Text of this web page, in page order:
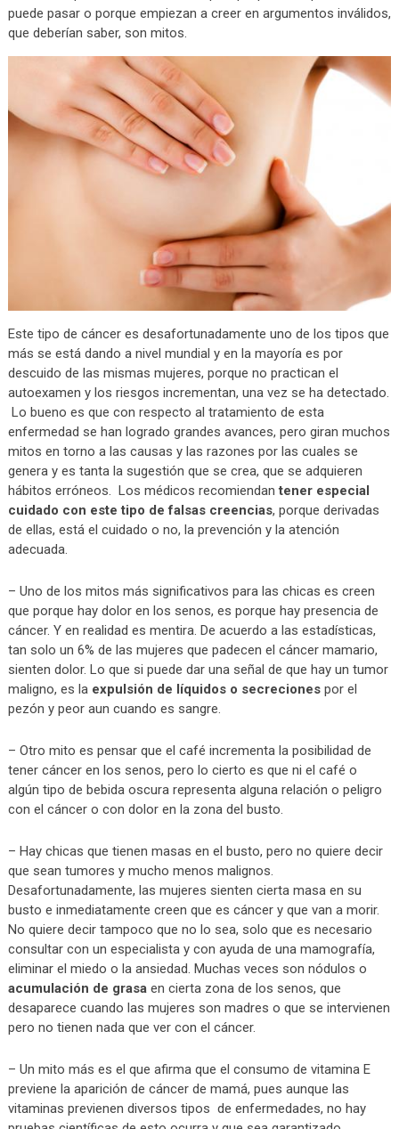
puede pasar o porque empiezan a creer en argumentos inválidos,
que deberían saber, son mitos.
Este tipo de cáncer es desafortunadamente uno de los tipos que
más se está dando a nivel mundial y en la mayoría es por
descuido de las mismas mujeres, porque no practican el
autoexamen y los riesgos incrementan, una vez se ha detectado.
Lo bueno es que con respecto al tratamiento de esta
enfermedad se han logrado grandes avances, pero giran muchos
mitos en torno a las causas y las razones por las cuales se
genera y es tanta la sugestión que se crea, que se adquieren
hábitos erróneos. Los médicos recomiendantener especial
cuidado con este tipo de falsas creencias, porque derivadas
de ellas, está el cuidado o no, la prevención y la atención
adecuada.
– Uno de los mitos más significativos para las chicas es creen
que porque hay dolor en los senos, es porque hay presencia de
cáncer. Y en realidad es mentira. De acuerdo a las estadísticas,
tan solo un 6% de las mujeres que padecen el cáncer mamario,
sienten dolor. Lo que si puede dar una señal de que hay un tumor
maligno, es la expulsión de líquidos o secrecionespor el
pezón y peor aun cuando es sangre.
– Otro mito es pensar que el café incrementa la posibilidad de
tener cáncer en los senos, pero lo cierto es que ni el café o
algún tipo de bebida oscura representa alguna relación o peligro
con el cáncer o con dolor en la zona del busto.
– Hay chicas que tienen masas en el busto, pero no quiere decir
que sean tumores y mucho menos malignos.
Desafortunadamente, las mujeres sienten cierta masa en su
busto e inmediatamente creen que es cáncer y que van a morir.
No quiere decir tampoco que no lo sea, solo que es necesario
consultar con un especialista y con ayuda de una mamografía,
eliminar el miedo o la ansiedad. Muchas veces son nódulos o
acumulación de grasaen cierta zona de los senos, que
desaparece cuando las mujeres son madres o que se intervienen
pero no tienen nada que ver con el cáncer.
– Un mito más es el que afirma que el consumo de vitamina E
previene la aparición de cáncer de mamá, pues aunque las
vitaminas previenen diversos tipos de enfermedades, no hay